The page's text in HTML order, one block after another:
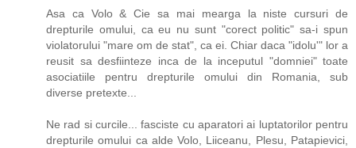
Asa ca Volo & Cie sa mai mearga la niste cursuri de
drepturile omului, ca eu nu sunt "corect politic" sa-i spun
violatorului "mare om de stat", ca ei. Chiar daca "idolu'" lor a
reusit sa desfiinteze inca de la inceputul "domniei" toate
asociatiile pentru drepturile omului din Romania, sub
diverse pretexte...
Ne rad si curcile... fasciste cu aparatori ai luptatorilor pentru
drepturile omului ca alde Volo, Liiceanu, Plesu, Patapievici,